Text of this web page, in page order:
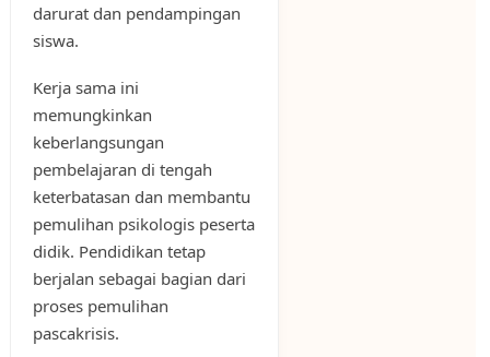
darurat dan pendampingan
siswa.
Kerja sama ini
memungkinkan
keberlangsungan
pembelajaran di tengah
keterbatasan dan membantu
pemulihan psikologis peserta
didik. Pendidikan tetap
berjalan sebagai bagian dari
proses pemulihan
pascakrisis.